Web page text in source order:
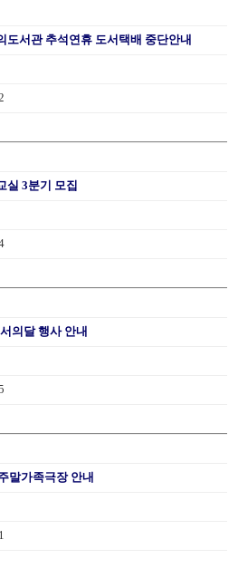
도서관 추석연휴 도서택배 중단안내
실 3분기 모집
의달 행사 안내
말가족극장 안내